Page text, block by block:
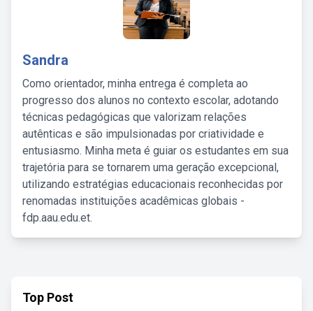
Sandra
Como orientador, minha entrega é completa ao
progresso dos alunos no contexto escolar, adotando
técnicas pedagógicas que valorizam relações
autênticas e são impulsionadas por criatividade e
entusiasmo. Minha meta é guiar os estudantes em sua
trajetória para se tornarem uma geração excepcional,
utilizando estratégias educacionais reconhecidas por
renomadas instituições acadêmicas globais -
fdp.aau.edu.et.
Top Post